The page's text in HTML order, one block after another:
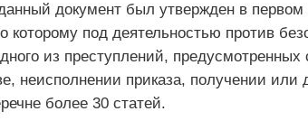
документ был утвержден в
которому под деятельностью против
из преступлений, предусмотренных
неисполнении приказа, получении
более 30 статей.